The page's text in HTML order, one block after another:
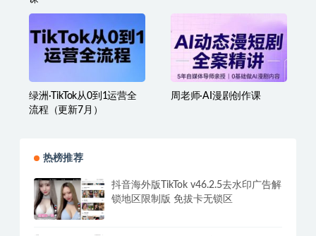
绿洲·TikTok从0到1运营全
流程（更新7月）
周老师·AI漫剧创作课
热榜推荐
抖音海外版TikTok v46.2.5去水印广告解
锁地区限制版 免拔卡无锁区